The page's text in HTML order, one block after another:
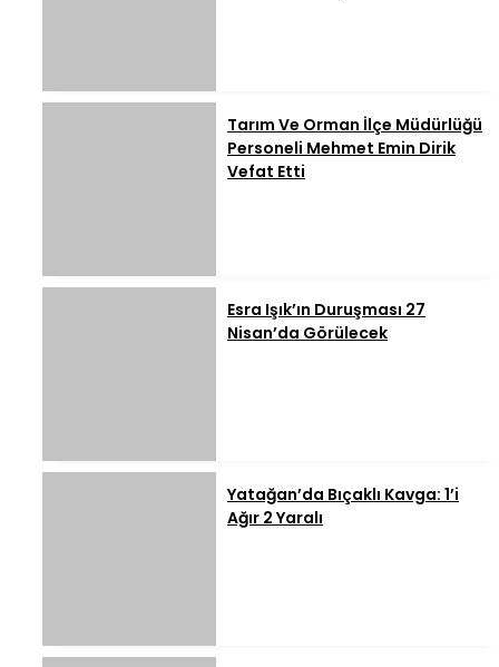
Tarım Ve Orman İlçe Müdürlüğü
Personeli Mehmet Emin Dirik
Vefat Etti
Esra Işık’ın Duruşması 27
Nisan’da Görülecek
Yatağan’da Bıçaklı Kavga: 1’i
Ağır 2 Yaralı